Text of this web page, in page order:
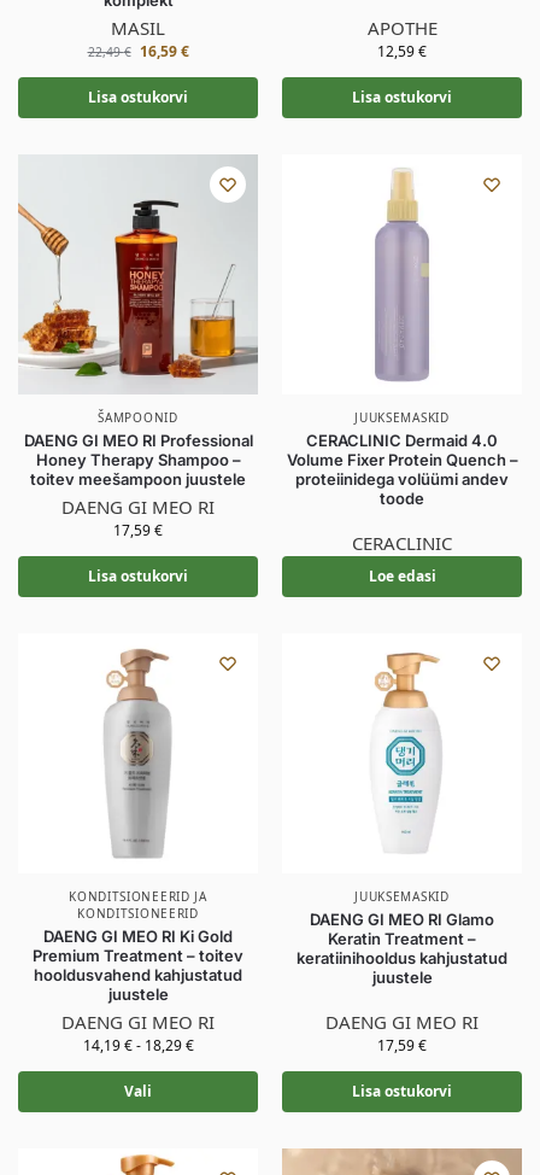
MASIL
22,49€ 16,59€
Lisa ostukorvi
APOTHE
12,59€
Lisa ostukorvi
ŠAMPOONID
DAENG GI MEO RI Professional
Honey Therapy Shampoo –
toitev meešampoon juustele
DAENG GI MEO RI
17,59€
Lisa ostukorvi
JUUKSEMASKID
CERACLINIC Dermaid 4.0
Volume Fixer Protein Quench –
proteiinidega volüümi andev
toode
CERACLINIC
Loe edasi
KONDITSIONEERID JA
KONDITSIONEERID
DAENG GI MEO RI Ki Gold
Premium Treatment – toitev
hooldusvahend kahjustatud
juustele
DAENG GI MEO RI
14,19€ - 18,29€
Vali
JUUKSEMASKID
DAENG GI MEO RI Glamo
Keratin Treatment –
keratiinihooldus kahjustatud
juustele
DAENG GI MEO RI
17,59€
Lisa ostukorvi